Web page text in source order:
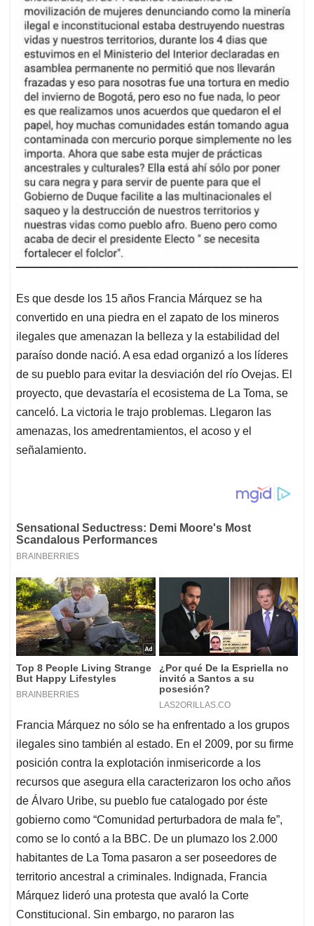
Es que desde los 15 años Francia Márquez se ha
convertido en una piedra en el zapato de los mineros
ilegales que amenazan la belleza y la estabilidad del
paraíso donde nació. A esa edad organizó a los líderes
de su pueblo para evitar la desviación del río Ovejas. El
proyecto, que devastaría el ecosistema de La Toma, se
canceló. La victoria le trajo problemas. Llegaron las
amenazas, los amedrentamientos, el acoso y el
señalamiento.
Francia Márquez no sólo se ha enfrentado a los grupos
ilegales sino también al estado. En el 2009, por su firme
posición contra la explotación inmisericorde a los
recursos que asegura ella caracterizaron los ocho años
de Álvaro Uribe, su pueblo fue catalogado por éste
gobierno como “Comunidad perturbadora de mala fe”,
como se lo contó a la BBC. De un plumazo los 2.000
habitantes de La Toma pasaron a ser poseedores de
territorio ancestral a criminales. Indignada, Francia
Márquez lideró una protesta que avaló la Corte
Constitucional. Sin embargo, no pararon las